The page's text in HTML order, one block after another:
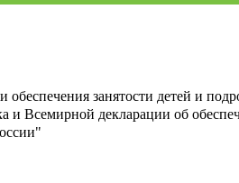
занятости детей и
Всемирной декларации об